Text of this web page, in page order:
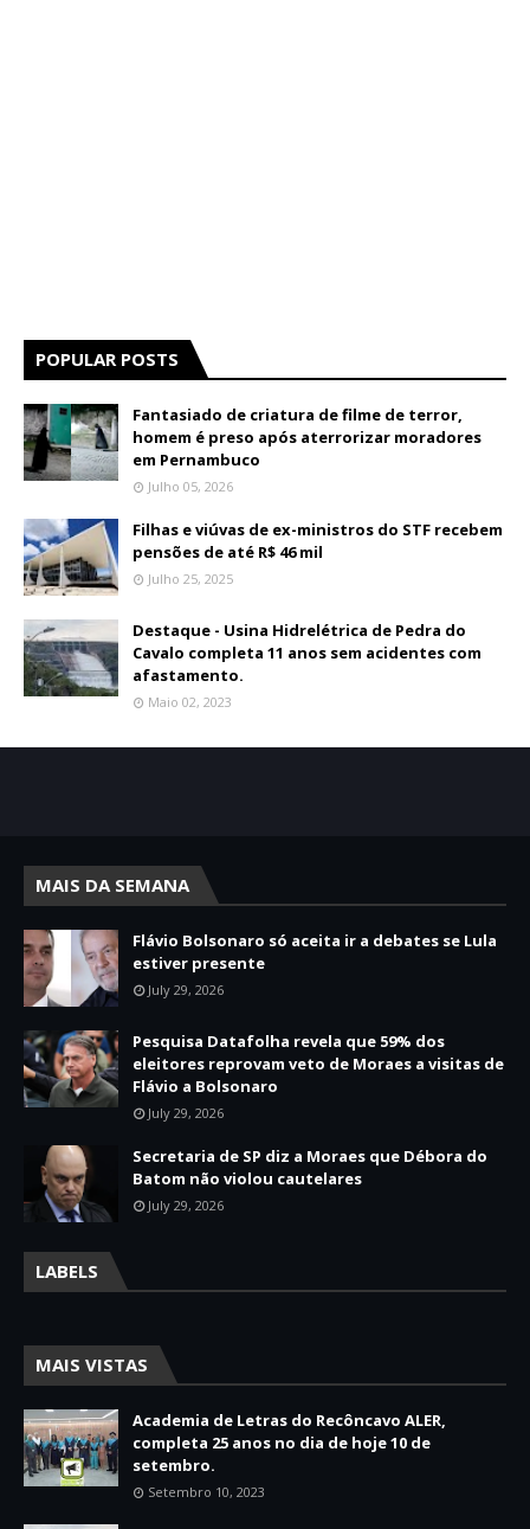
POPULAR POSTS
Fantasiado de criatura de filme de terror,
homem é preso após aterrorizar moradores
em Pernambuco
Julho 05, 2026
Filhas e viúvas de ex-ministros do STF recebem
pensões de até R$ 46 mil
Julho 25, 2025
Destaque - Usina Hidrelétrica de Pedra do
Cavalo completa 11 anos sem acidentes com
afastamento.
Maio 02, 2023
MAIS DA SEMANA
Flávio Bolsonaro só aceita ir a debates se Lula
estiver presente
July 29, 2026
Pesquisa Datafolha revela que 59% dos
eleitores reprovam veto de Moraes a visitas de
Flávio a Bolsonaro
July 29, 2026
Secretaria de SP diz a Moraes que Débora do
Batom não violou cautelares
July 29, 2026
LABELS
MAIS VISTAS
Academia de Letras do Recôncavo ALER,
completa 25 anos no dia de hoje 10 de
setembro.
Setembro 10, 2023